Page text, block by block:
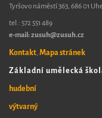
Tyršovo náměstí 363, 686 01
tel.: 572 551 489​
e-mail: zusuh@zusuh.cz
Kontakt Mapa stránek
Základní umělecká
hudební
výtvarný